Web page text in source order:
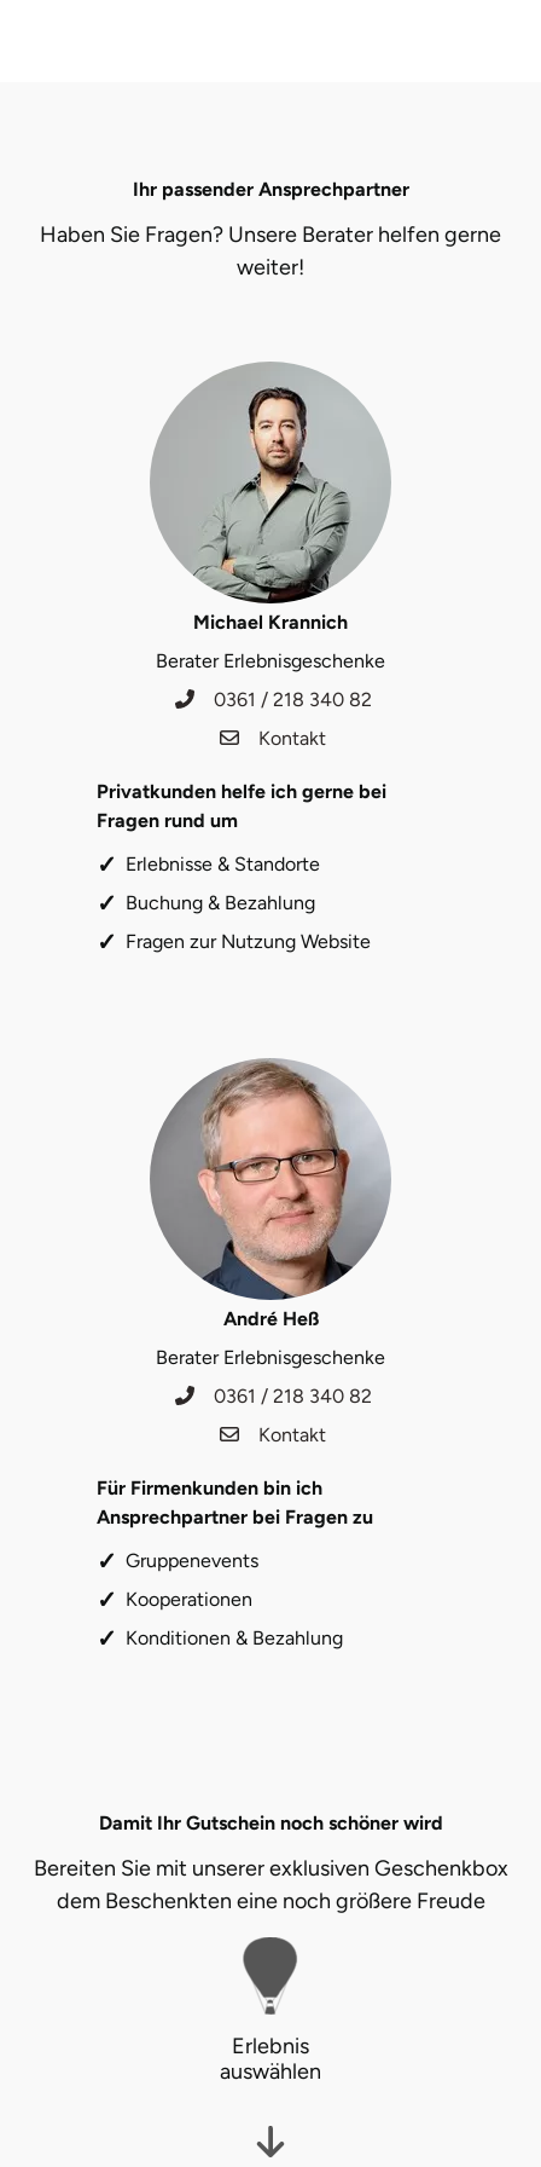
Ihr passender Ansprechpartner
Haben Sie Fragen? Unsere Berater helfen gerne
weiter!
Michael Krannich
Berater Erlebnisgeschenke
0361 / 218 340 82
Kontakt
Privatkunden helfe ich gerne bei
Fragen rund um
Erlebnisse & Standorte
Buchung & Bezahlung
Fragen zur Nutzung Website
André Heß
Berater Erlebnisgeschenke
0361 / 218 340 82
Kontakt
Für Firmenkunden bin ich
Ansprechpartner bei Fragen zu
Gruppenevents
Kooperationen
Konditionen & Bezahlung
Damit Ihr Gutschein noch schöner wird
Bereiten Sie mit unserer exklusiven Geschenkbox
dem Beschenkten eine noch größere Freude
Erlebnis
auswählen